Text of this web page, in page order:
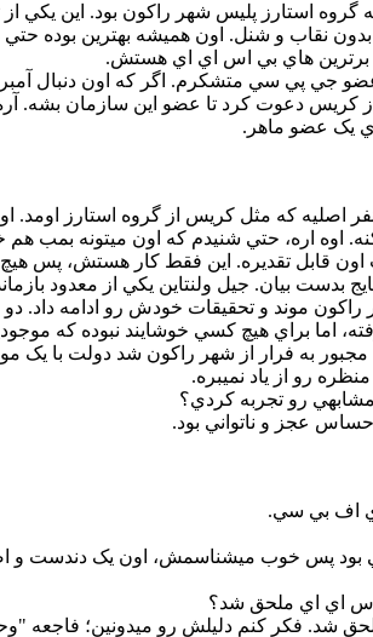
استارز پليس شهر راکون بود. اين يکي از
نقاب و شنل. اون هميشه بهترين بوده حتي
برترين هاي بي اس اي اي هستش.
عضو جي پي سي متشکرم. اگر که اون دنبال
دعوت کرد تا عضو اين سازمان بشه. آره،
يک عضو ماهر.
نفر اصليه که مثل کريس از گروه استارز
اوه اره، حتي شنيدم که اون ميتونه بمب
اون قابل تقديره. اين فقط کار هستش، پس
بدست بيان. جيل ولنتاين يکي از معدود
موند و تحقيقات خودش رو ادامه داد.
اما براي هيچ کسي خوشايند نبوده که
به فرار از شهر راکون شد دولت با يک
رو از ياد نميبره.
رو تجربه کردي؟
عجز و ناتواني بود.
ي اف بي سي.
بود پس خوب ميشناسمش، اون يک دندست و
اس اي اي ملحق شد؟
شد. فکر کنم دليلش رو ميدونين؛ فاجعه